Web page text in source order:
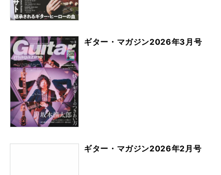
ギター・マガジン2026年3月号
ギター・マガジン2026年2月号